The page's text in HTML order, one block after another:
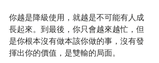
你越是降級使用，就越是不可能有人成
長起來。到最後，你只會越來越忙，但
是你根本沒有做本該你做的事，沒有發
揮出你的價值，是雙輸的局面。